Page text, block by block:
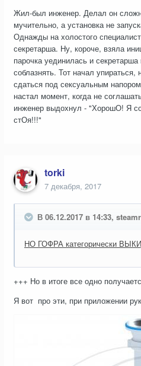
Жил-был инженер. Делал он
мучительно, а установка не
Однажды на холостого
секретарша. Ну, короче, взяла
парочка уединилась и
соблазнять. Тот начал
сдаться под сексуальным
настал момент, когда не
инженер выдохнул - "ХорошО! Я
стОя!!!"
torki
7 декабря, 2017
В 06.12.2017 в 14:33,
НО ГОФРА категорически
+++ Но в итоге все одно
Я вот про эти, при приложении